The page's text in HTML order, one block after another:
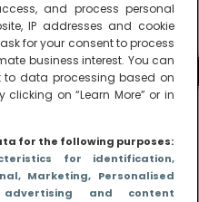
and process personal
IP addresses and cookie
for your consent to process
business interest. You can
to data processing based on
on “Learn More” or in
for the following purposes:
for identification,
, Marketing, Personalised
and content